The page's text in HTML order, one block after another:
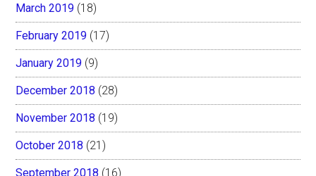
March 2019 (18)
February 2019 (17)
January 2019 (9)
December 2018 (28)
November 2018 (19)
October 2018 (21)
September 2018 (16)